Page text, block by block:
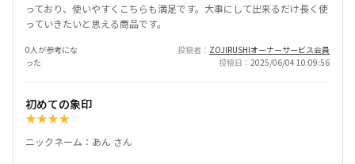
っており、使いやすくこちらも満足です。大事にして出来るだけ長く使
っていきたいと思える商品です。
0人が参考にな
った
投稿者
ZOJIRUSHIオーナーサービス会員
投稿日
2025/06/04 10:09:56
初めての象印
★★★★
ニックネーム：あん さん